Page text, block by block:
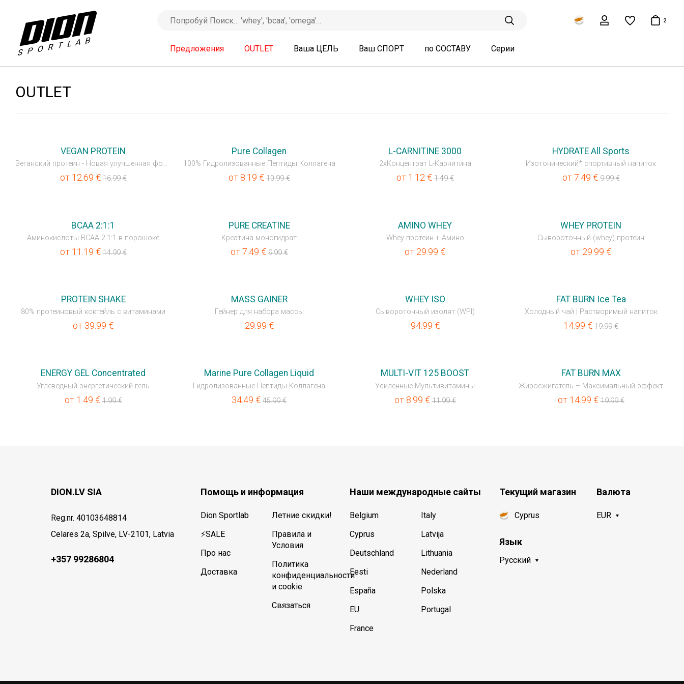
Предложения OUTLET Ваша ЦЕЛЬ Ваш СПОРТ по СОСТАВУ Серии
2
OUTLET
VEGAN PROTEIN
Веганский протеин - Новая улучшенная формула
от 12.69 €16.99€
Pure Collagen
100% Гидролизованные Пептиды Коллагена
от 8.19 €10.99€
L-CARNITINE 3000
2xКонцентрат L-Карнитина
от 1.12€1.49€
HYDRATE All Sports
Изотонический* спортивный напиток
от7.49 €9.99€
BCAA 2:1:1
Аминокислоты BCAA 2:1:1 в порошоке
от 11.19 €14.99€
PURE CREATINE
Креатина моногидрат
от7.49 €9.99€
AMINO WHEY
Whey протеин + Амино
от 29.99 €
WHEY PROTEIN
Сывороточный (whey) протеин
от 29.99 €
PROTEIN SHAKE
80% протеиновый коктейль с витаминами
от 39.99 €
MASS GAINER
Гейнер для набора массы
29.99 €
WHEY ISO
Сывороточный изолят (WPI)
94.99 €
FAT BURN Ice Tea
Холодный чай | Растворимый напиток
14.99 € 19.99€
ENERGY GEL Concentrated
Углеводный энергетический гель
от 1.49 €1.99€
Marine Pure Collagen Liquid
Гидролизованные Пептиды Коллагена
34.49 € 45.99€
MULTI-VIT 125 BOOST
Усиленные Мультивитамины
от 8.99 €11.99€
FAT BURN MAX
Жиросжигатель – Максимальный эффект
от 14.99 €19.99€
DION.LV SIA
Reg.nr. 40103648814
Celares 2a, Spilve, LV-2101, Latvia
+357 99286804
Помощь и информация
Dion Sportlab
⚡SALE
Про нас
Доставка
Летние скидки!
Правила и
Условия
Политика
конфиденциальности
и cookie
Связаться
Наши международные сайты
Belgium
Cyprus
Deutschland
Eesti
España
EU
France
Italy
Latvija
Lithuania
Nederland
Polska
Portugal
Текущий магазин
Cyprus
Язык
Русский
Валюта
EUR